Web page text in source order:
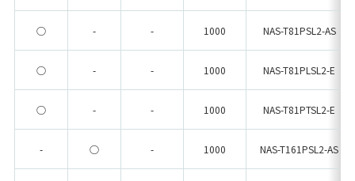
工場・クリーンルームの省エネ事例
CSR活動／情報公開
環境方針
環境負荷マスバランス
主な社会・地域貢献活動
○ - - 1000 NAS-T81PSL2-AS
○ - - 1000 NAS-T81PLSL2-E
○ - - 1000 NAS-T81PTSL2-E
- ○ - 1000 NAS-T161PSL2-AS